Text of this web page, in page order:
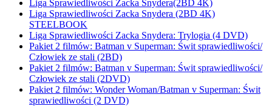
Liga Sprawiedliwości Zacka Snydera(2BD 4K)
Liga Sprawiedliwości Zacka Snydera (2BD 4K)
STEELBOOK
Liga Sprawiedliwości Zacka Snydera: Trylogia (4 DVD)
Pakiet 2 filmów: Batman v Superman: Świt sprawiedliwości/
Człowiek ze stali (2BD)
Pakiet 2 filmów: Batman v Superman: Świt sprawiedliwości/
Człowiek ze stali (2DVD)
Pakiet 2 filmów: Wonder Woman/Batman v Superman: Świt
sprawiedliwości (2 DVD)